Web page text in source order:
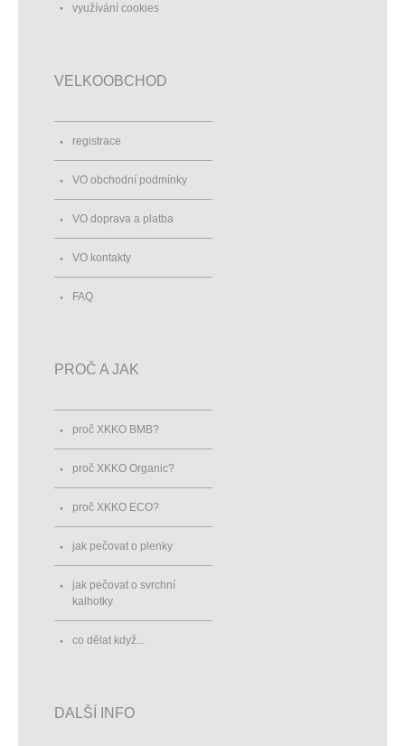
využívání cookies
VELKOOBCHOD
registrace
VO obchodní podmínky
VO doprava a platba
VO kontakty
FAQ
PROČ A JAK
proč XKKO BMB?
proč XKKO Organic?
proč XKKO ECO?
jak pečovat o plenky
jak pečovat o svrchní
kalhotky
co dělat když...
DALŠÍ INFO